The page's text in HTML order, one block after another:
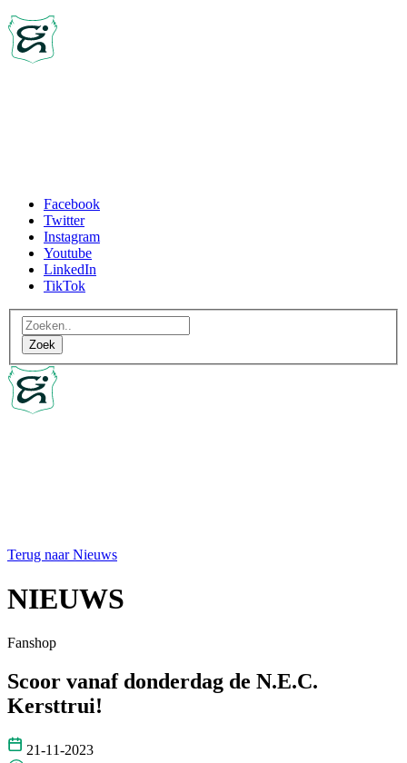
Facebook
Twitter
Instagram
Youtube
LinkedIn
TikTok
Terug naar Nieuws
NIEUWS
Fanshop
Scoor vanaf donderdag de N.E.C.
Kersttrui!
21-11-2023